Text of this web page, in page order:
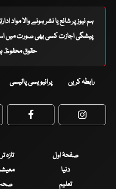
ہم نیوز پر شائع یا نشر ہونے والا مواد
پیشگی اجازت کسی بھی صورت میں
حقوق محفوظ ہیں
رابطہ کریں پرائیویسی پالیسی
Facebook
صفحۂ اول تازہ
دنیا
تعلیم